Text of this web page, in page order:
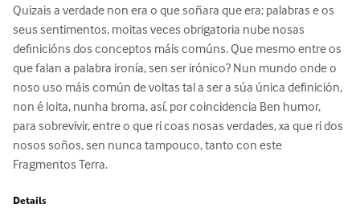
Quizais a verdade non era o que soñara que era; palabras e os
seus sentimentos, moitas veces obrigatoria nube nosas
definicións dos conceptos máis comúns. Que mesmo entre os
que falan a palabra ironía, sen ser irónico? Nun mundo onde o
noso uso máis común de voltas tal a ser a súa única definición,
non é loita, nunha broma, así, por coincidencia Ben humor,
para sobrevivir, entre o que ri coas nosas verdades, xa que ri dos
nosos soños, sen nunca tampouco, tanto con este
Fragmentos Terra.
Details